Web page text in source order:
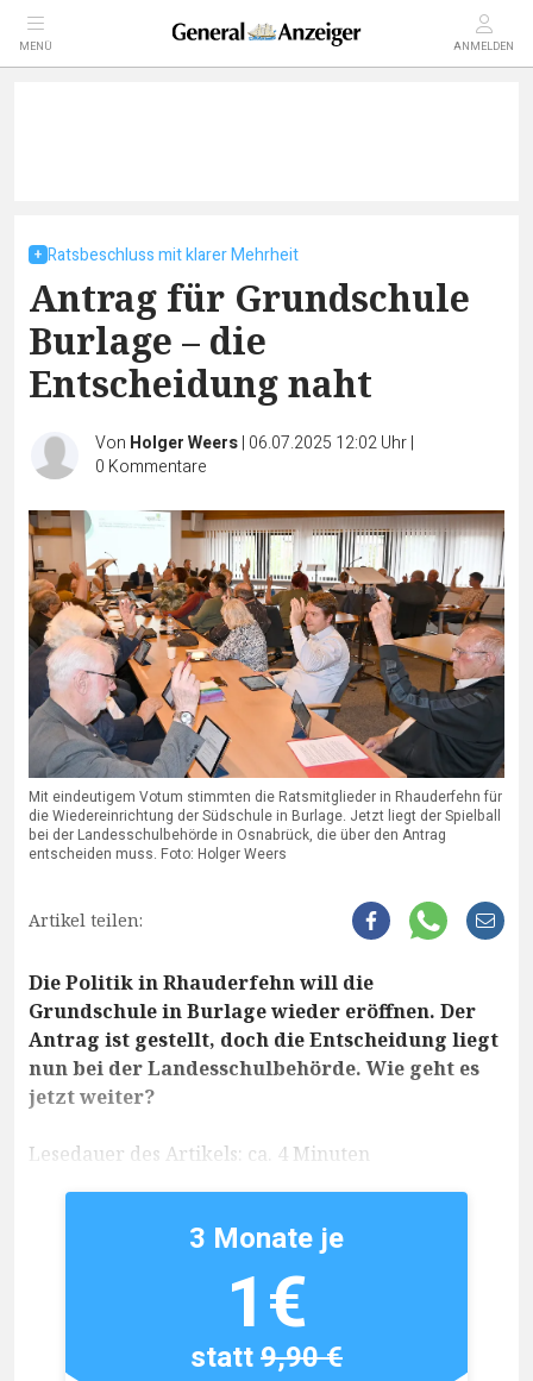
MENÜ ANMELDEN
Ratsbeschluss mit klarer Mehrheit
Antrag für Grundschule
Burlage – die
Entscheidung naht
Von Holger Weers| 06.07.2025 12:02 Uhr|
0 Kommentare
Mit eindeutigem Votum stimmten die Ratsmitglieder in Rhauderfehn für
die Wiedereinrichtung der Südschule in Burlage. Jetzt liegt der Spielball
bei der Landesschulbehörde in Osnabrück, die über den Antrag
entscheiden muss. Foto: Holger Weers
Artikel teilen:
Die Politik in Rhauderfehn will die
Grundschule in Burlage wieder eröffnen. Der
Antrag ist gestellt, doch die Entscheidung liegt
nun bei der Landesschulbehörde. Wie geht es
jetzt weiter?
Lesedauer des Artikels: ca. 4 Minuten
3 Monate je
1€
statt9,90 €